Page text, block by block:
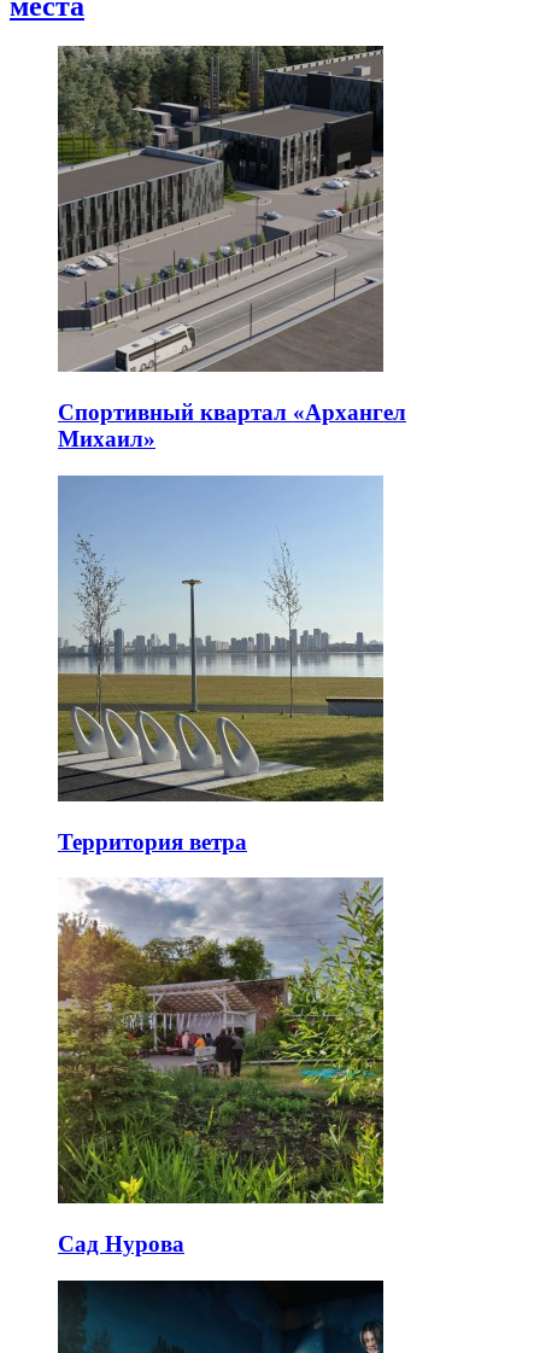
Спортивный квартал «Архангел
Михаил»
Территория ветра
Сад Нурова